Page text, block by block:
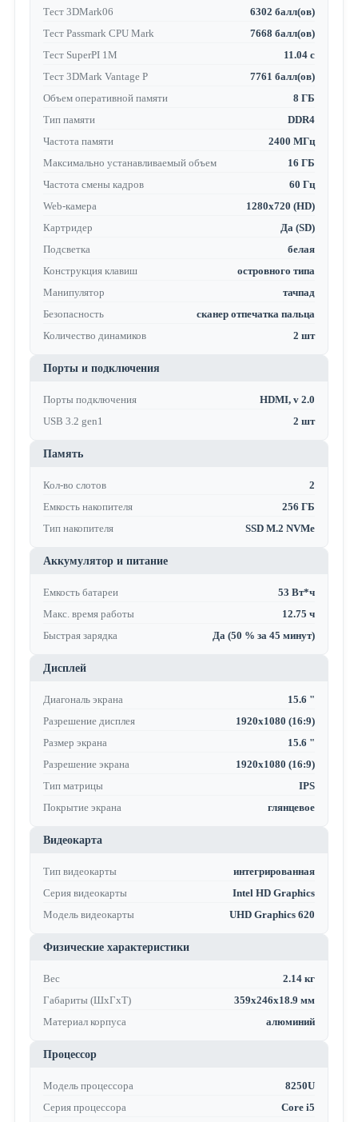
Тест 3DMark06
6302 балл(ов)
Тест Passmark CPU Mark
7668 балл(ов)
Тест SuperPI 1M
11.04 с
Тест 3DMark Vantage P
7761 балл(ов)
Объем оперативной памяти
8 ГБ
Тип памяти
DDR4
Частота памяти
2400 МГц
Максимально устанавливаемый объем
16 ГБ
Частота смены кадров
60 Гц
Web-камера
1280x720 (HD)
Картридер
Да (SD)
Подсветка
белая
Конструкция клавиш
островного типа
Манипулятор
тачпад
Безопасность
сканер отпечатка пальца
Количество динамиков
2 шт
Порты и подключения
Порты подключения
HDMI, v 2.0
USB 3.2 gen1
2 шт
Память
Кол-во слотов
2
Емкость накопителя
256 ГБ
Тип накопителя
SSD M.2 NVMe
Аккумулятор и питание
Емкость батареи
53 Вт*ч
Макс. время работы
12.75 ч
Быстрая зарядка
Да (50 % за 45 минут)
Дисплей
Диагональ экрана
15.6 "
Разрешение дисплея
1920x1080 (16:9)
Размер экрана
15.6 "
Разрешение экрана
1920x1080 (16:9)
Тип матрицы
IPS
Покрытие экрана
глянцевое
Видеокарта
Тип видеокарты
интегрированная
Серия видеокарты
Intel HD Graphics
Модель видеокарты
UHD Graphics 620
Физические характеристики
Вес
2.14 кг
Габариты (ШхГхТ)
359x246x18.9 мм
Материал корпуса
алюминий
Процессор
Модель процессора
8250U
Серия процессора
Core i5